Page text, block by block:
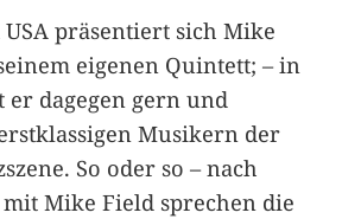
präsentiert sich Mike
eigenen Quintett; – in
er dagegen gern und
Musikern der
So oder so – nach
Mike Field sprechen die